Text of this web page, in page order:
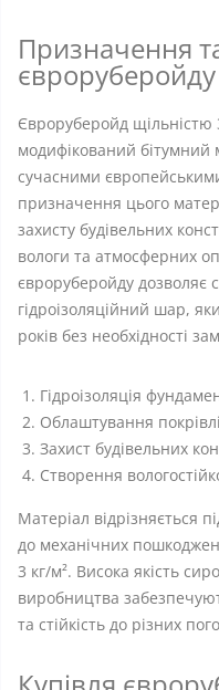
Призначення
Євроруберойд щільністю
модифікований бітумний
сучасними
призначення цього
захисту будівельних
вологи та атмосферних
євроруберойду дозволяє
гідроізоляційний шар,
років без необхідності
Гідроізоляція
Облаштування
Захист будівельних
Створення
Матеріал відрізняється
до механічних
3 кг/м². Висока якість
виробництва
та стійкість до різних